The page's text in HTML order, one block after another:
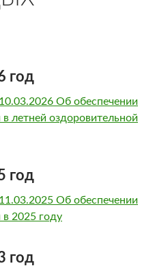
год
Об обеспечении
летней оздоровительной
год
Об обеспечении
в 2025 году
год